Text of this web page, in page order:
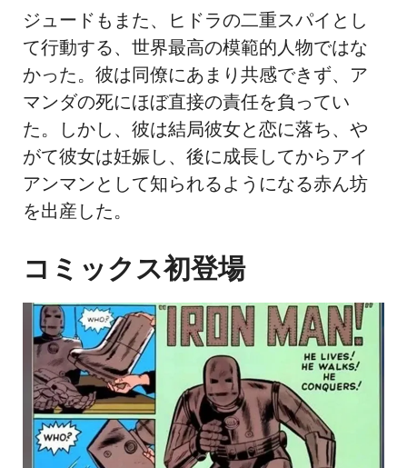
ジュードもまた、ヒドラの二重スパイとし
て行動する、世界最高の模範的人物ではな
かった。彼は同僚にあまり共感できず、ア
マンダの死にほぼ直接の責任を負ってい
た。しかし、彼は結局彼女と恋に落ち、や
がて彼女は妊娠し、後に成長してからアイ
アンマンとして知られるようになる赤ん坊
を出産した。
コミックス初登場